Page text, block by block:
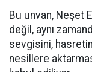
Bu unvan, Neşet
değil, aynı
sevgisini,
nesillere